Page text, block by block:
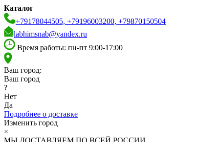
Каталог
+79178044505, +79196003200, +79870150504
labhimsnab@yandex.ru
Время работы: пн-пт 9:00-17:00
Ваш город:
Ваш город
?
Нет
Да
Подробнее о доставке
Изменить город
×
МЫ ДОСТАВЛЯЕМ ПО ВСЕЙ РОССИИ